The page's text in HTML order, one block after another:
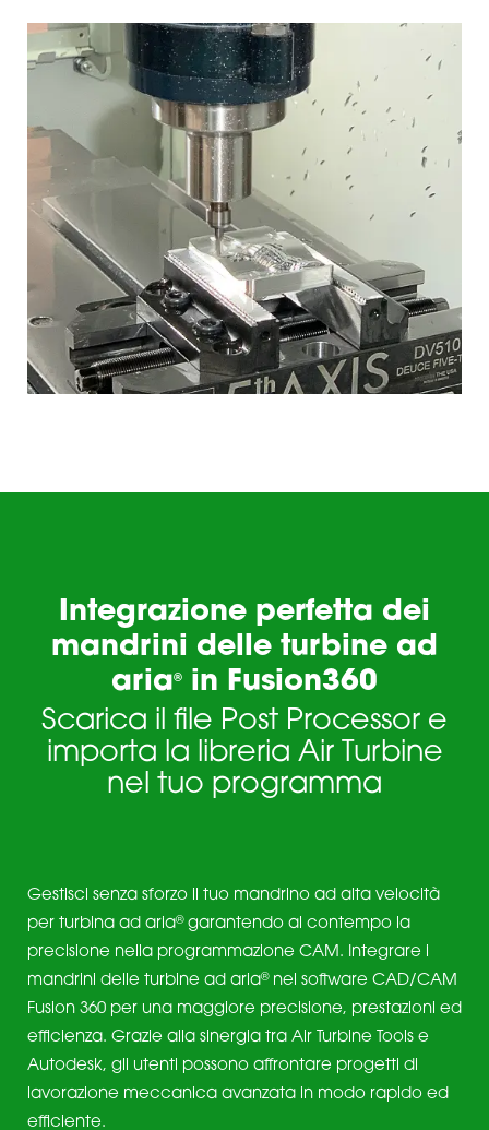
Integrazione perfetta dei
mandrini delle turbine ad
aria®
in Fusion360
Scarica il file Post Processor e
importa la libreria Air Turbine
nel tuo programma
Gestisci senza sforzo il tuo mandrino ad alta velocità
per turbina ad aria®garantendo al contempo la
precisione nella programmazione CAM. Integrare i
mandrini delle turbine ad aria®nel software CAD/CAM
Fusion 360 per una maggiore precisione, prestazioni ed
efficienza. Grazie alla sinergia tra Air Turbine Tools e
Autodesk, gli utenti possono affrontare progetti di
lavorazione meccanica avanzata in modo rapido ed
efficiente.